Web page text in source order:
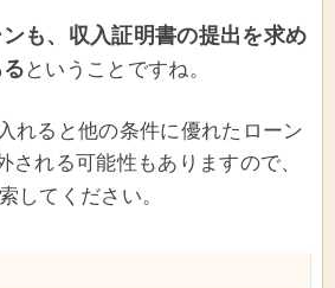
も、収入証明書の提出を求め
ということですね。
れると他の条件に優れたローン
される可能性もありますので、
してください。